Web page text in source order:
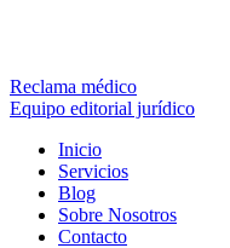
Reclama médico
Equipo editorial jurídico
Inicio
Servicios
Blog
Sobre Nosotros
Contacto